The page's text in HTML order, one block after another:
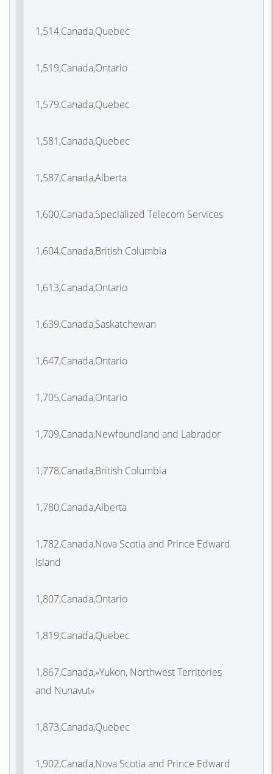
1,514,Canada,Quebec
1,519,Canada,Ontario
1,579,Canada,Quebec
1,581,Canada,Quebec
1,587,Canada,Alberta
1,600,Canada,Specialized Telecom Services
1,604,Canada,British Columbia
1,613,Canada,Ontario
1,639,Canada,Saskatchewan
1,647,Canada,Ontario
1,705,Canada,Ontario
1,709,Canada,Newfoundland and Labrador
1,778,Canada,British Columbia
1,780,Canada,Alberta
1,782,Canada,Nova Scotia and Prince Edward
Island
1,807,Canada,Ontario
1,819,Canada,Quebec
1,867,Canada,»Yukon, Northwest Territories
and Nunavut»
1,873,Canada,Quebec
1,902,Canada,Nova Scotia and Prince Edward